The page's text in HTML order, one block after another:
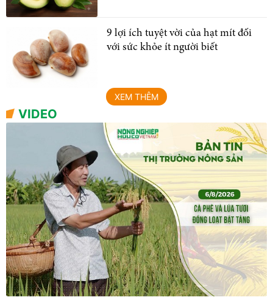
9 lợi ích tuyệt vời của hạt mít đối
với sức khỏe ít người biết
XEM THÊM
VIDEO